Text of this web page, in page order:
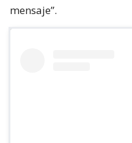
mensaje”.